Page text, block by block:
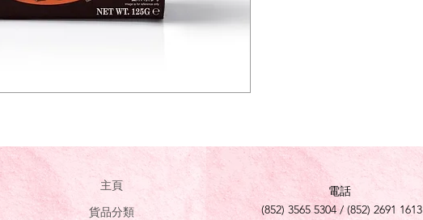
主頁
貨品分類
電話
(852) 3565 5304 / (852) 2691 1613